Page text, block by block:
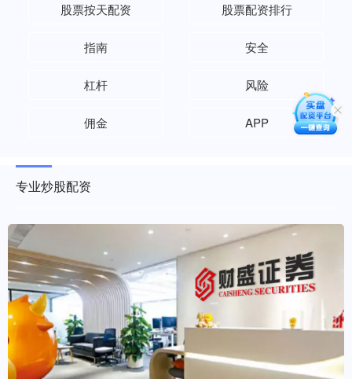
股票按天配资 股票配资排行
指南 安全
杠杆 风险
佣金 APP
专业炒股配资